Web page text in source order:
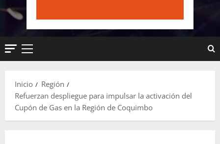
Menú
Inicio
Región
Refuerzan despliegue para impulsar la activación del
Cupón de Gas en la Región de Coquimbo